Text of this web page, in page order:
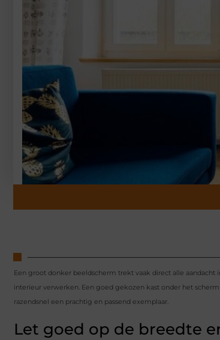
Een groot donker beeldscherm trekt vaak direct alle
interieur verwerken. Een goed gekozen kast onder het
razendsnel een prachtig en passend exemplaar.
Let goed op de breedte